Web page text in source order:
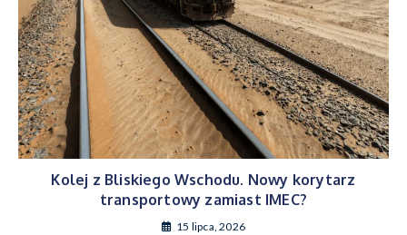
Kolej z Bliskiego Wschodu. Nowy korytarz
transportowy zamiast IMEC?
15 lipca, 2026